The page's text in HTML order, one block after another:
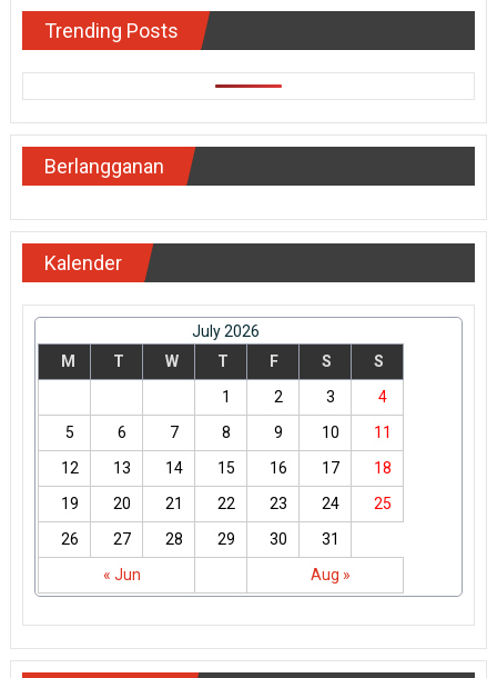
Trending Posts
Berlangganan
Kalender
July 2026
M
T W T F S S
« Jun Aug »
1 2 3
4
5
6 7 8 9 10
11
12
13 14 15 16 17
18
19
20 21 22 23 24
25
26
27 28 29 30 31